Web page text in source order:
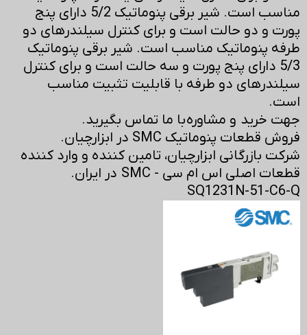
مناسب است. شیر برقی پنوماتیک 5/2 دارای پنج
پورت و دو حالت است و برای کنترل سیلندرهای دو
طرفه پنوماتیک مناسب است. شیر برقی پنوماتیک
5/3 دارای پنج پورت و سه حالت است و برای کنترل
سیلندرهای دو طرفه با قابلیت تثبیت مناسب
است.
جهت خرید و مشاوره با ما تماس بگیرید.
فروش قطعات پنوماتیک SMC در ابزارچیان.
شرکت بازرگانی ابزارچیان، تامین کننده و وارد کننده
قطعات اصلی اس ام سی - SMC در ایران.
SQ1231N-51-C6-Q